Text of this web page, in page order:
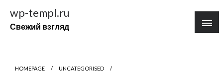
содержимому
wp-templ.ru
Свежий взгляд
HOMEPAGE
UNCATEGORISED